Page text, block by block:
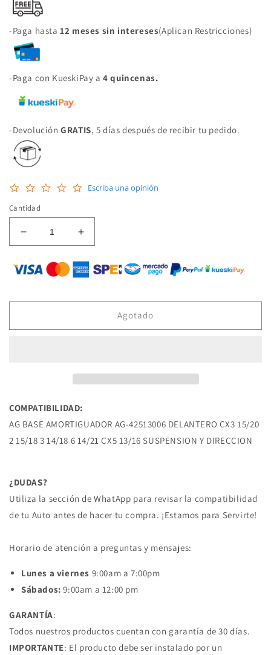
-Paga hasta12 meses sin intereses(Aplican Restricciones)
-Paga con KueskiPay a4 quincenas.
-DevoluciónGRATIS, 5 días después de recibir tu pedido.
0.0
Escriba una opinión
Cantidad
Reducir
cantidad
para
AG-
BASE
3
14/18
6
14/21
MAZDA
Aumentar
cantidad
para
AG-
BASE
2
14/18
6
14/21
Agotado
COMPATIBILIDAD:
AG BASE AMORTIGUADOR AG-42513006 DELANTERO CX3 15/20
2 15/18 3 14/18 6 14/21 CX5 13/16 SUSPENSION Y DIRECCION
¿DUDAS?
Utiliza la sección de WhatApp para revisar la compatibilidad
de tu Auto antes de hacer tu compra. ¡Estamos para Servirte!
Horario de atención a preguntas y mensajes:
Lunes a viernes 9:00am a 7:00pm
Sábados: 9:00am a 12:00 pm
GARANTÍA:
Todos nuestros productos cuentan con garantía de 30 días.
IMPORTANTE: El producto debe ser instalado por un